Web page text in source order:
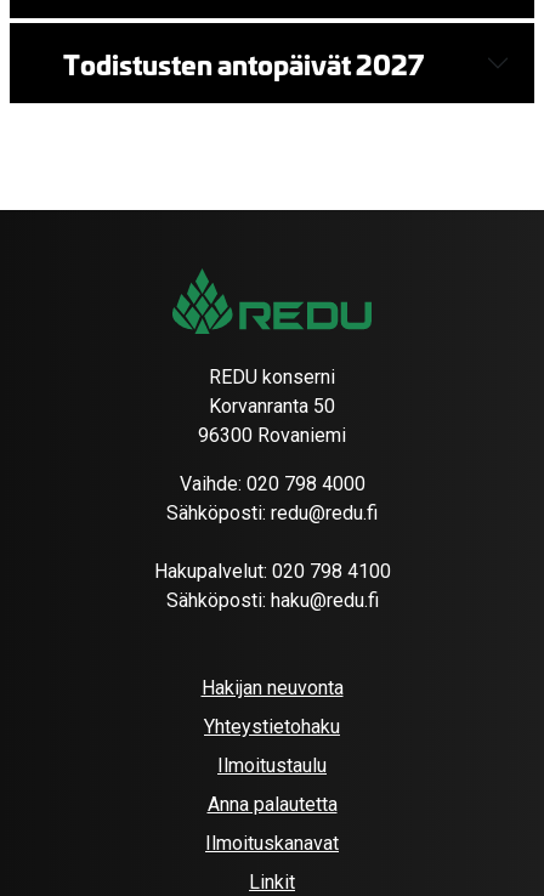
Todistusten antopäivät 2027
REDU konserni
Korvanranta 50
96300 Rovaniemi
Vaihde: 020 798 4000
Sähköposti: redu@redu.fi
Hakupalvelut: 020 798 4100
Sähköposti: haku@redu.fi
Hakijan neuvonta
Yhteystietohaku
Ilmoitustaulu
Anna palautetta
Ilmoituskanavat
Linkit